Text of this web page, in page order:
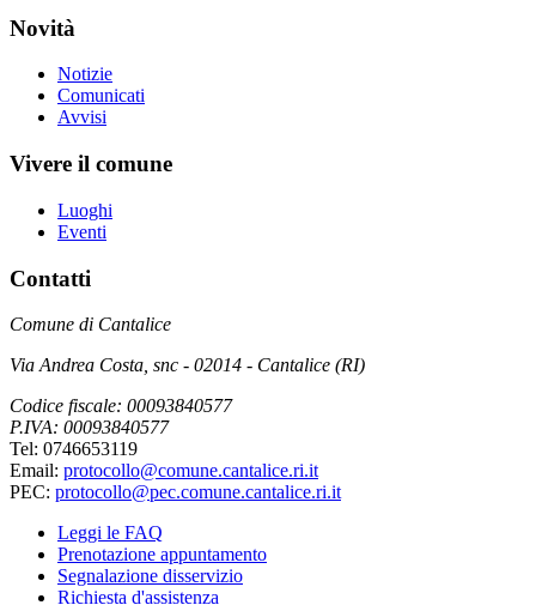
Novità
Notizie
Comunicati
Avvisi
Vivere il comune
Luoghi
Eventi
Contatti
Comune di Cantalice
Via Andrea Costa, snc - 02014 - Cantalice (RI)
Codice fiscale: 00093840577
P.IVA: 00093840577
Tel: 0746653119
Email: protocollo@comune.cantalice.ri.it
PEC: protocollo@pec.comune.cantalice.ri.it
Leggi le FAQ
Prenotazione appuntamento
Segnalazione disservizio
Richiesta d'assistenza